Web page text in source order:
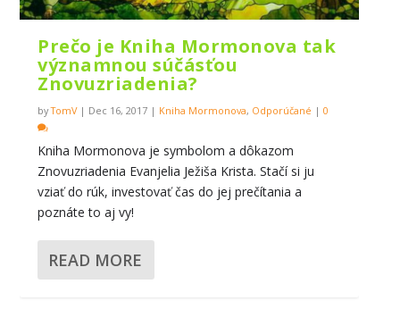
Prečo je Kniha Mormonova tak
významnou súčásťou
Znovuzriadenia?
byTomV| Dec 16, 2017 | Kniha Mormonova, Odporúčané |0
Kniha Mormonova je symbolom a dôkazom
Znovuzriadenia Evanjelia Ježiša Krista. Stačí si ju
vziať do rúk, investovať čas do jej prečítania a
poznáte to aj vy!
READ MORE